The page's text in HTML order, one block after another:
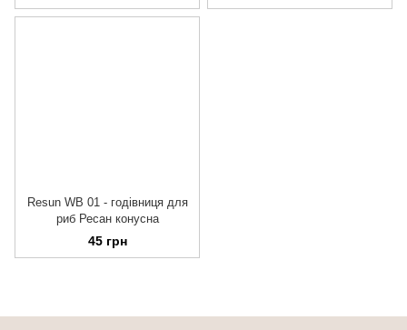
Resun WB 01 - годівниця для
риб Ресан конусна
45 грн